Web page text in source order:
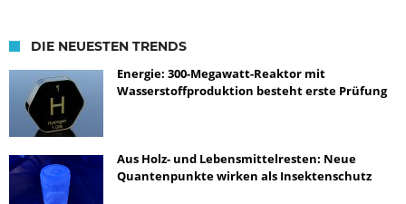
DIE NEUESTEN TRENDS
Energie: 300-Megawatt-Reaktor mit
Wasserstoffproduktion besteht erste Prüfung
Aus Holz- und Lebensmittelresten: Neue
Quantenpunkte wirken als Insektenschutz